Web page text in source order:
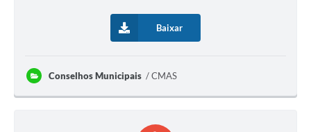
Baixar
Conselhos Municipais CMAS